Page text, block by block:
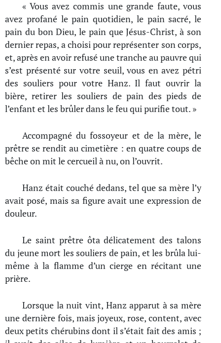
« Vous avez commis une grande faute, vous
avez profané le pain quotidien, le pain sacré, le
pain du bon Dieu, le pain que Jésus-Christ, à son
dernier repas, a choisi pour représenter son corps,
et, après en avoir refusé une tranche au pauvre qui
s’est présenté sur votre seuil, vous en avez pétri
des souliers pour votre Hanz. Il faut ouvrir la
bière, retirer les souliers de pain des pieds de
l’enfant et les brûler dans le feu qui purifie tout. »
Accompagné du fossoyeur et de la mère, le
prêtre se rendit au cimetière : en quatre coups de
bêche on mit le cercueil à nu, on l’ouvrit.
Hanz était couché dedans, tel que sa mère l’y
avait posé, mais sa figure avait une expression de
douleur.
Le saint prêtre ôta délicatement des talons
du jeune mort les souliers de pain, et les brûla lui-
même à la flamme d’un cierge en récitant une
prière.
Lorsque la nuit vint, Hanz apparut à sa mère
une dernière fois, mais joyeux, rose, content, avec
deux petits chérubins dont il s’était fait des amis ;